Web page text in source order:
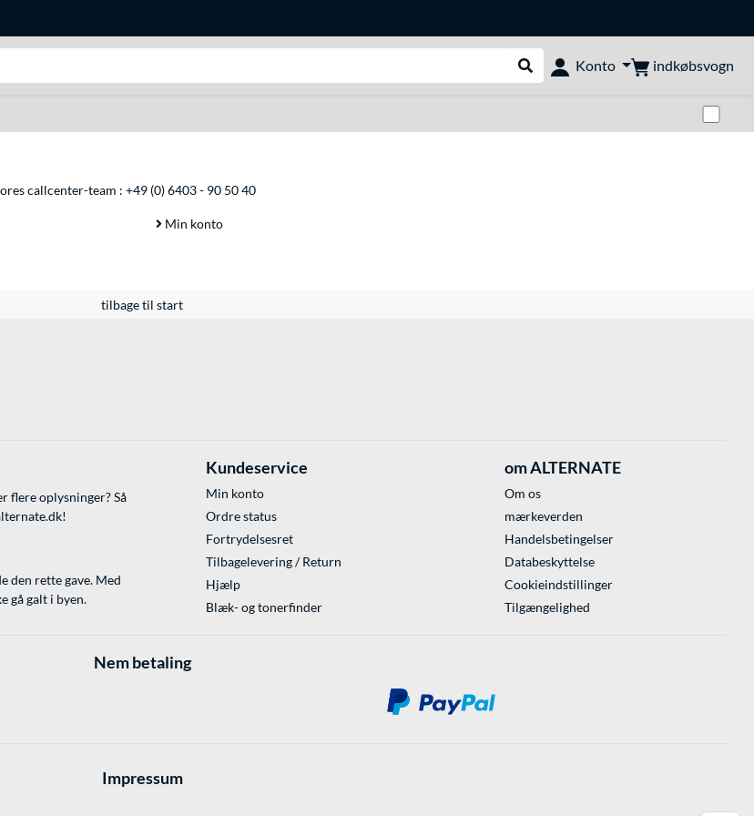
Udfør søgning
Konto indkøbsvogn
callcenter-team : +49 (0) 6403 - 90 50 40
Min konto
tilbage til start
flere oplysninger? Så
!
den rette gave. Med
gå galt i byen.
Kundeservice
Min konto
Ordre status
Fortrydelsesret
Tilbagelevering / Return
Hjælp
Blæk- og tonerfinder
om ALTERNATE
Om os
mærkeverden
Handelsbetingelser
Databeskyttelse
Cookieindstillinger
Tilgængelighed
Nem betaling
Impressum